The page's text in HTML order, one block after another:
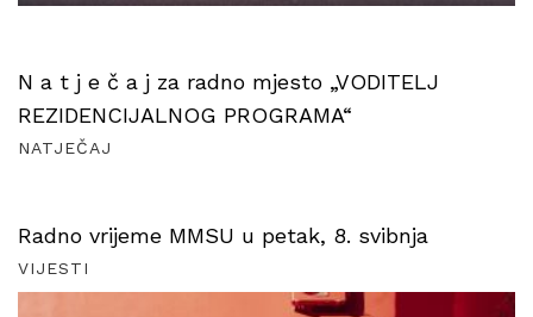
N a t j e č a j za radno mjesto „VODITELJ
REZIDENCIJALNOG PROGRAMA“
NATJEČAJ
Radno vrijeme MMSU u petak, 8. svibnja
VIJESTI